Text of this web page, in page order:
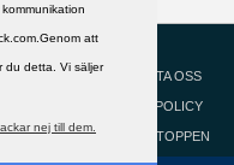
att
du detta. Vi säljer
nej till dem.
HJÄLP
KONTAKTA OSS
COOKIEPOLICY
GÅ TILL TOPPEN